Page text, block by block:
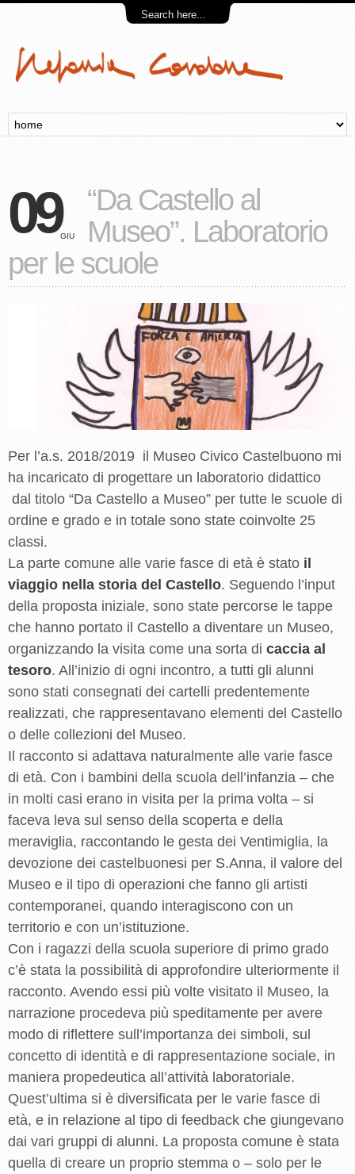
09GIU
“Da Castello al
Museo”. Laboratorio
per le scuole
Per l’a.s. 2018/2019 il Museo Civico Castelbuono mi
ha incaricato di progettare un laboratorio didattico
dal titolo “Da Castello a Museo” per tutte le scuole di
ordine e grado e in totale sono state coinvolte 25
classi.
La parte comune alle varie fasce di età è stato il
viaggio nella storia del Castello. Seguendo l’input
della proposta iniziale, sono state percorse le tappe
che hanno portato il Castello a diventare un Museo,
organizzando la visita come una sorta di caccia al
tesoro. All’inizio di ogni incontro, a tutti gli alunni
sono stati consegnati dei cartelli predentemente
realizzati, che rappresentavano elementi del Castello
o delle collezioni del Museo.
Il racconto si adattava naturalmente alle varie fasce
di età. Con i bambini della scuola dell’infanzia – che
in molti casi erano in visita per la prima volta – si
faceva leva sul senso della scoperta e della
meraviglia, raccontando le gesta dei Ventimiglia, la
devozione dei castelbuonesi per S.Anna, il valore del
Museo e il tipo di operazioni che fanno gli artisti
contemporanei, quando interagiscono con un
territorio e con un’istituzione.
Con i ragazzi della scuola superiore di primo grado
c’è stata la possibilità di approfondire ulteriormente il
racconto. Avendo essi più volte visitato il Museo, la
narrazione procedeva più speditamente per avere
modo di riflettere sull’importanza dei simboli, sul
concetto di identità e di rappresentazione sociale, in
maniera propedeutica all’attività laboratoriale.
Quest’ultima si è diversificata per le varie fasce di
età, e in relazione al tipo di feedback che giungevano
dai vari gruppi di alunni. La proposta comune è stata
quella di creare un proprio stemma o – solo per le